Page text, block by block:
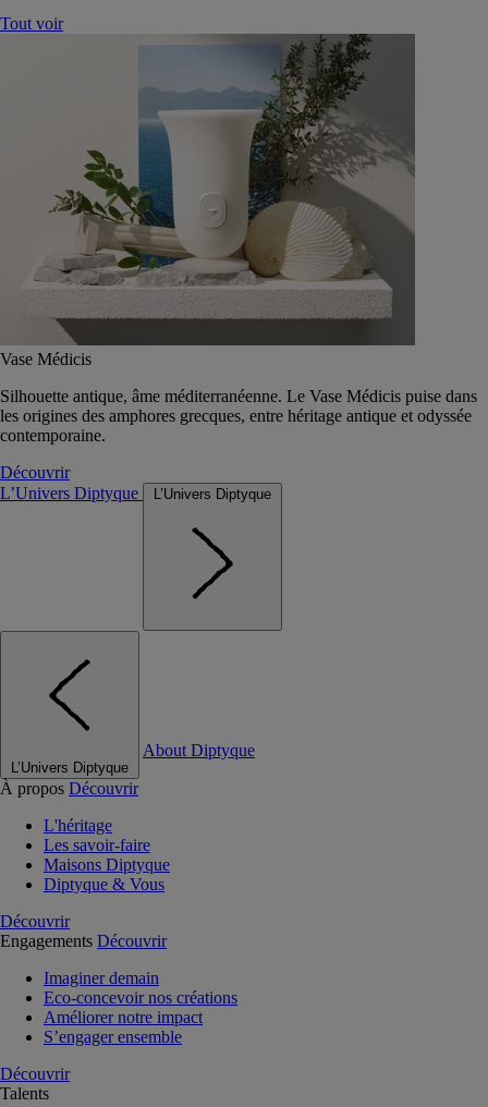
Tout voir
Vase Médicis
Silhouette antique, âme méditerranéenne. Le Vase Médicis puise dans
les origines des amphores grecques, entre héritage antique et odyssée
contemporaine.
Découvrir
L’Univers Diptyque
L’Univers Diptyque
L’Univers Diptyque
About Diptyque
À propos Découvrir
L'héritage
Les savoir-faire
Maisons Diptyque
Diptyque & Vous
Découvrir
Engagements Découvrir
Imaginer demain
Eco-concevoir nos créations
Améliorer notre impact
S’engager ensemble
Découvrir
Talents